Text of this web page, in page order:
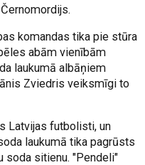
komandas tika pie stūra
abām vienībām
laukumā albāņiem
Zviedris veiksmīgi to
Latvijas futbolisti, un
laukumā tika pagrūsts
soda sitienu. "Pendeli"